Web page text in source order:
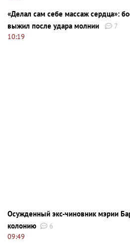
«Делал сам себе массаж сердца»:
выжил после удара молнии
7
10:19
Осужденный экс-чиновник мэрии
колонию
6
09:49